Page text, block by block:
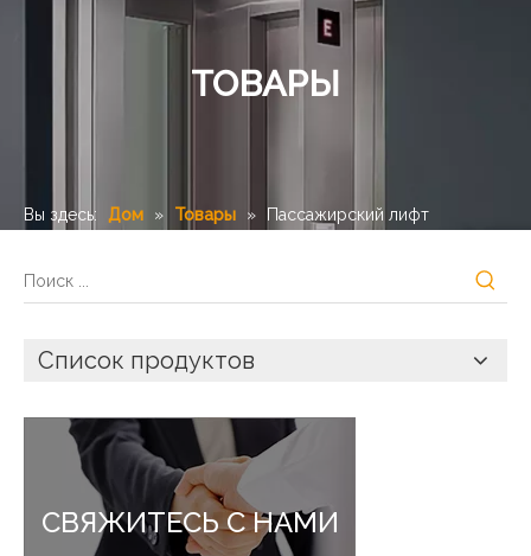
ТОВАРЫ
Вы здесь: Дом » Товары » Пассажирский лифт
Список продуктов
СВЯЖИТЕСЬ С НАМИ